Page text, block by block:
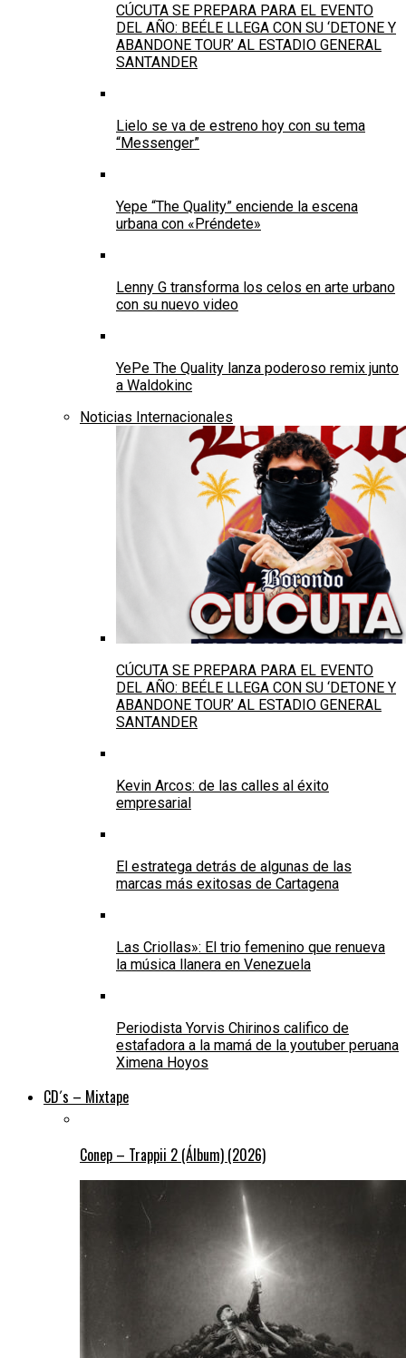
CÚCUTA SE PREPARA PARA EL EVENTO
DEL AÑO: BEÉLE LLEGA CON SU ‘DETONE Y
ABANDONE TOUR’ AL ESTADIO GENERAL
SANTANDER
Lielo se va de estreno hoy con su tema
“Messenger”
Yepe “The Quality” enciende la escena
urbana con «Préndete»
Lenny G transforma los celos en arte urbano
con su nuevo video
YePe The Quality lanza poderoso remix junto
a Waldokinc
Noticias Internacionales
CÚCUTA SE PREPARA PARA EL EVENTO
DEL AÑO: BEÉLE LLEGA CON SU ‘DETONE Y
ABANDONE TOUR’ AL ESTADIO GENERAL
SANTANDER
Kevin Arcos: de las calles al éxito
empresarial
El estratega detrás de algunas de las
marcas más exitosas de Cartagena
Las Criollas»: El trio femenino que renueva
la música llanera en Venezuela
Periodista Yorvis Chirinos califico de
estafadora a la mamá de la youtuber peruana
Ximena Hoyos
CD´s – Mixtape
Conep – Trappii 2 (Álbum) (2026)